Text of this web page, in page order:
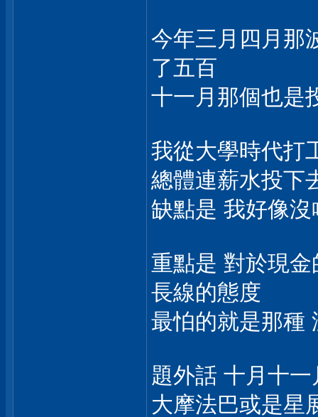
今年三月四月那
了五百
十一月那個也是
我從大學時代打
總體連薪水投下
缺點是 我好像沒
重點是 對於現
長線的態度
最怕的就是那種
題外話 十月十
大摩法巴或是星